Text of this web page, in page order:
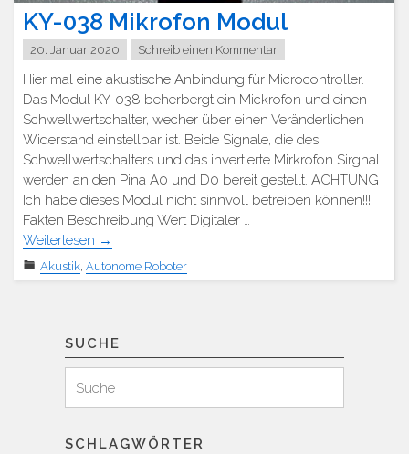
KY-038 Mikrofon Modul
20. Januar 2020 Schreib einen Kommentar
Hier mal eine akustische Anbindung für Microcontroller.
Das Modul KY-038 beherbergt ein Mickrofon und einen
Schwellwertschalter, wecher über einen Veränderlichen
Widerstand einstellbar ist. Beide Signale, die des
Schwellwertschalters und das invertierte Mirkrofon Sirgnal
werden an den Pina A0 und D0 bereit gestellt. ACHTUNG
Ich habe dieses Modul nicht sinnvoll betreiben können!!!
Fakten Beschreibung Wert Digitaler …
Weiterlesen →
Akustik, Autonome Roboter
SUCHE
für:
Suchen
SCHLAGWÖRTER